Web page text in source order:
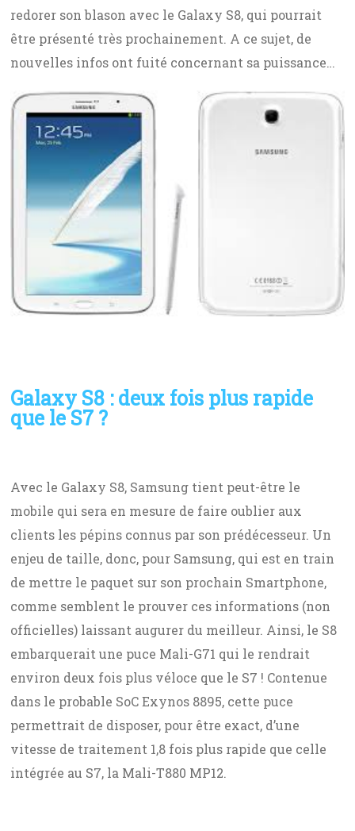
redorer son blason avec le Galaxy S8, qui pourrait
être présenté très prochainement. A ce sujet, de
nouvelles infos ont fuité concernant sa puissance…
Galaxy S8 : deux fois plus rapide
que le S7 ?
Avec le Galaxy S8, Samsung tient peut-être le
mobile qui sera en mesure de faire oublier aux
clients les pépins connus par son prédécesseur. Un
enjeu de taille, donc, pour Samsung, qui est en train
de mettre le paquet sur son prochain Smartphone,
comme semblent le prouver ces informations (non
officielles) laissant augurer du meilleur. Ainsi, le S8
embarquerait une puce Mali-G71 qui le rendrait
environ deux fois plus véloce que le S7 ! Contenue
dans le probable SoC Exynos 8895, cette puce
permettrait de disposer, pour être exact, d’une
vitesse de traitement 1,8 fois plus rapide que celle
intégrée au S7, la Mali-T880 MP12.